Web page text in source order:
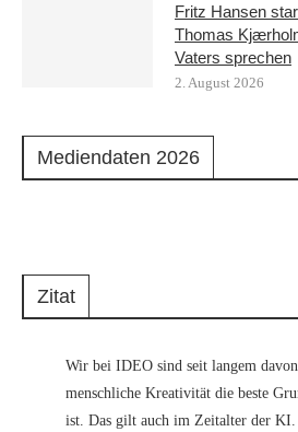
Fritz Hansen
Thomas
Vaters sprechen
2. August 2026
Mediendaten 2026
Zitat
Wir bei IDEO sind seit langem davon
menschliche Kreativität die beste
ist. Das gilt auch im Zeitalter der